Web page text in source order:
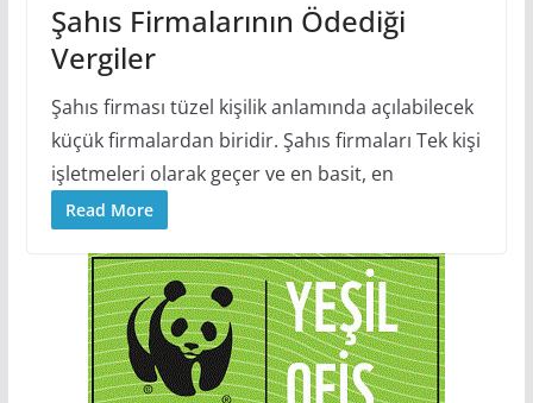
Şahıs Firmalarının Ödediği
Vergiler
Şahıs firması tüzel kişilik anlamında açılabilecek
küçük firmalardan biridir. Şahıs firmaları Tek kişi
işletmeleri olarak geçer ve en basit, en
Read More